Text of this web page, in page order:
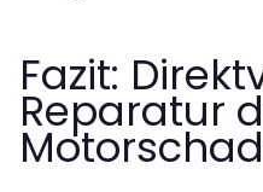
Fazit:
Reparatur